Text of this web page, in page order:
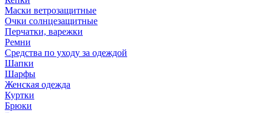
Маски ветрозащитные
Очки солнцезащитные
Перчатки, варежки
Ремни
Средства по уходу за одеждой
Шапки
Шарфы
Женская одежда
Куртки
Брюки